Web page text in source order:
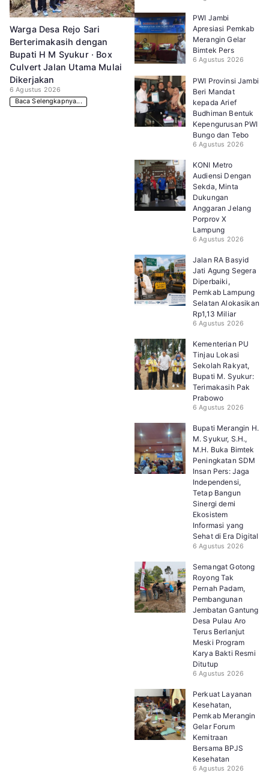
Warga Desa Rejo Sari
Berterimakasih dengan
Bupati H M Syukur · Box
Culvert Jalan Utama Mulai
Dikerjakan
6 Agustus 2026
Baca Selengkapnya...
PWI Jambi
Apresiasi Pemkab
Merangin Gelar
Bimtek Pers
6 Agustus 2026
PWI Provinsi Jambi
Beri Mandat
kepada Arief
Budhiman Bentuk
Kepengurusan PWI
Bungo dan Tebo
6 Agustus 2026
KONI Metro
Audiensi Dengan
Sekda, Minta
Dukungan
Anggaran Jelang
Porprov X
Lampung
6 Agustus 2026
Jalan RA Basyid
Jati Agung Segera
Diperbaiki,
Pemkab Lampung
Selatan Alokasikan
Rp1,13 Miliar
6 Agustus 2026
Kementerian PU
Tinjau Lokasi
Sekolah Rakyat,
Bupati M. Syukur:
Terimakasih Pak
Prabowo
6 Agustus 2026
Bupati Merangin H.
M. Syukur, S.H.,
M.H. Buka Bimtek
Peningkatan SDM
Insan Pers: Jaga
Independensi,
Tetap Bangun
Sinergi demi
Ekosistem
Informasi yang
Sehat di Era Digital
6 Agustus 2026
Semangat Gotong
Royong Tak
Pernah Padam,
Pembangunan
Jembatan Gantung
Desa Pulau Aro
Terus Berlanjut
Meski Program
Karya Bakti Resmi
Ditutup
6 Agustus 2026
Perkuat Layanan
Kesehatan,
Pemkab Merangin
Gelar Forum
Kemitraan
Bersama BPJS
Kesehatan
6 Agustus 2026